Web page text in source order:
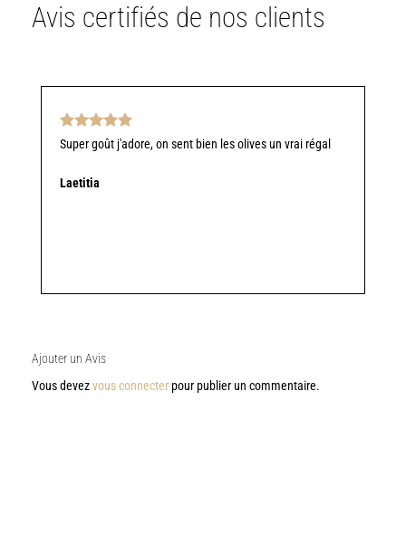
Avis certifiés de nos clients
Note5sur
Super goût j'adore, on sent bien les olives un vrai régal
Laetitia
Ajouter un Avis
Vous devezvous connecterpour publier un commentaire.